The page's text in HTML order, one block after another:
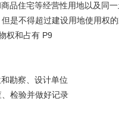
品住宅等经营性用地以及
是不得超过建设用地使用权的
权和占有 P9
勘察、设计单位
检验并做好记录